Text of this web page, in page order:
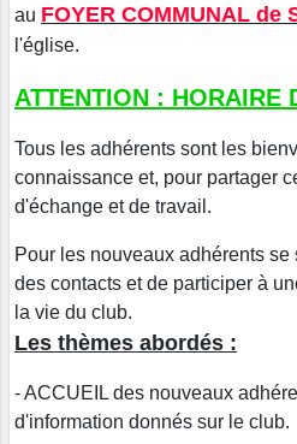
au FOYER COMMUNAL de
l'église.
ATTENTION : HORAIRE
Tous les adhérents sont les
connaissance et, pour partager
d'échange et de travail.
Pour les nouveaux adhérents
des contacts et de participer à
la vie du club.
Les thèmes abordés :
- ACCUEIL des nouveaux
d'information donnés sur le club.